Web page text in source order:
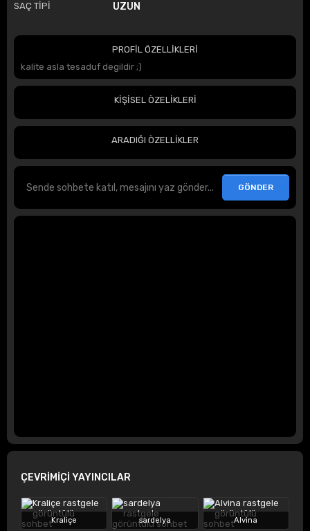
SAÇ TİPİ UZUN
PROFİL ÖZELLİKLERİ
kalite asla tesaduf degildir ;)
KİŞİSEL ÖZELİKLERİ
ARADIĞI ÖZELLİKLER
ÇEVRİMİÇİ YAYINCILAR
Kraliçe sardelya Alvina